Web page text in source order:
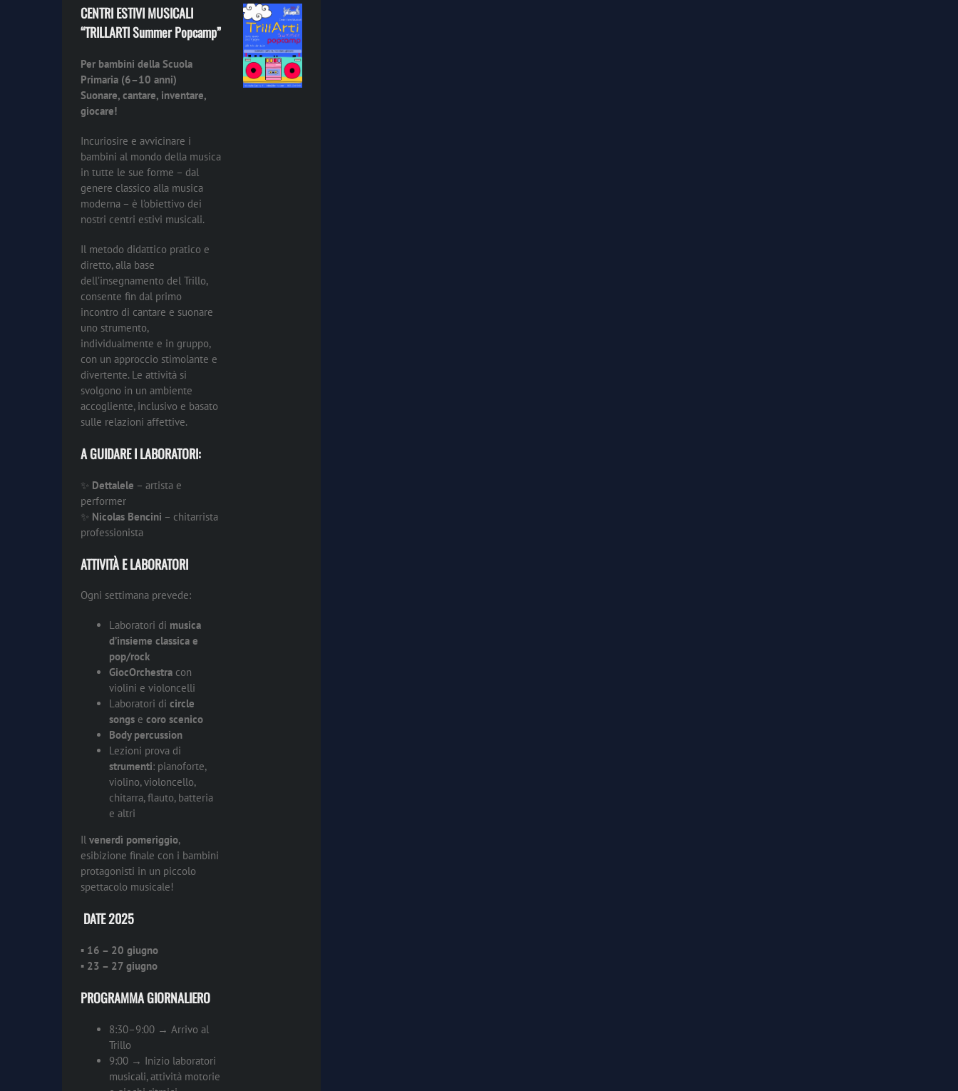
CENTRI ESTIVI MUSICALI
“TRILLARTI Summer Popcamp”
Per bambini della Scuola
Primaria (6–10 anni)
Suonare, cantare, inventare,
giocare!
Incuriosire e avvicinare i
bambini al mondo della musica
in tutte le sue forme – dal
genere classico alla musica
moderna – è l’obiettivo dei
nostri centri estivi musicali.
Il metodo didattico pratico e
diretto, alla base
dell’insegnamento del Trillo,
consente fin dal primo
incontro di cantare e suonare
uno strumento,
individualmente e in gruppo,
con un approccio stimolante e
divertente. Le attività si
svolgono in un ambiente
accogliente, inclusivo e basato
sulle relazioni affettive.
A GUIDARE I LABORATORI:
✨ Dettalele – artista e
performer
✨ Nicolas Bencini – chitarrista
professionista
ATTIVITÀ E LABORATORI
Ogni settimana prevede:
Laboratori di musica
d’insieme classica e
pop/rock
GiocOrchestra con
violini e violoncelli
Laboratori di circle
songs e coro scenico
Body percussion
Lezioni prova di
strumenti: pianoforte,
violino, violoncello,
chitarra, flauto, batteria
e altri
Il venerdì pomeriggio,
esibizione finale con i bambini
protagonisti in un piccolo
spettacolo musicale!
️ DATE 2025
▪ 16 – 20 giugno
▪ 23 – 27 giugno
PROGRAMMA GIORNALIERO
8:30–9:00 → Arrivo al
Trillo
9:00 → Inizio laboratori
musicali, attività motorie